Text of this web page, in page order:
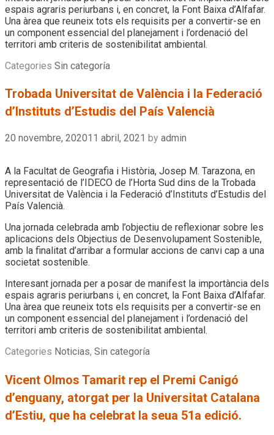
espais agraris periurbans i, en concret, la Font Baixa d’Alfafar.
Una àrea que reuneix tots els requisits per a convertir-se en
un component essencial del planejament i l’ordenació del
territori amb criteris de sostenibilitat ambiental.
Categories Sin categoría
Trobada Universitat de València i la Federació
d’Instituts d’Estudis del País Valencià
20 novembre, 202011 abril, 2021 by admin
A la Facultat de Geografia i Història, Josep M. Tarazona, en
representació de l’IDECO de l’Horta Sud dins de la Trobada
Universitat de València i la Federació d’Instituts d’Estudis del
País Valencià.
Una jornada celebrada amb l’objectiu de reflexionar sobre les
aplicacions dels Objectius de Desenvolupament Sostenible,
amb la finalitat d’arribar a formular accions de canvi cap a una
societat sostenible.
Interesant jornada per a posar de manifest la importància dels
espais agraris periurbans i, en concret, la Font Baixa d’Alfafar.
Una àrea que reuneix tots els requisits per a convertir-se en
un component essencial del planejament i l’ordenació del
territori amb criteris de sostenibilitat ambiental.
Categories Noticias, Sin categoría
Vicent Olmos Tamarit rep el Premi Canigó
d’enguany, atorgat per la Universitat Catalana
d’Estiu, que ha celebrat la seua 51a edició.